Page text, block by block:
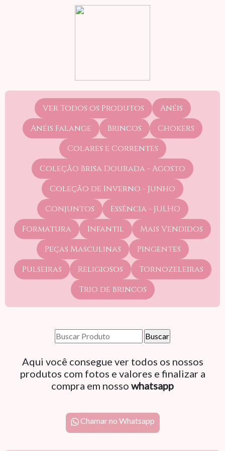
Ver Todos os Produtos
Anéis
Anéis Falange
Brincos
Chokers
Colares e Correntes
Coleção Brisa Dourada - Agosto
Coleção de Inverno - Junho
Conjuntos
Essência - JULHO
Formatura
Infantil
Mais Vendidos
Peças Masculinas
Pingentes
Pulseiras
Religiosos
Tornozeleiras
Trio de brincos
Aqui você consegue ver todos os nossos
produtos com fotos e valores e finalizar a
compra em nosso whatsapp
Chamar no Whatsapp